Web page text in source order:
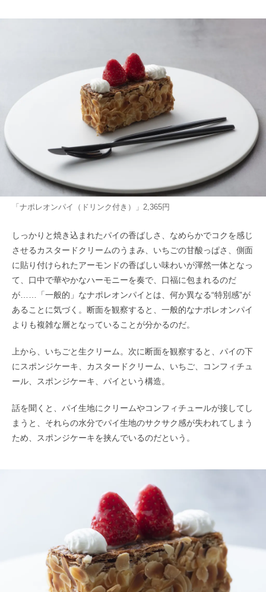
「ナポレオンパイ（ドリンク付き）」2,365円
しっかりと焼き込まれたパイの香ばしさ、なめらかでコクを感じ
させるカスタードクリームのうまみ、いちごの甘酸っぱさ、側面
に貼り付けられたアーモンドの香ばしい味わいが渾然一体となっ
て、口中で華やかなハーモニーを奏で、口福に包まれるのだ
が……「一般的」なナポレオンパイとは、何か異なる“特別感”が
あることに気づく。断面を観察すると、一般的なナポレオンパイ
よりも複雑な層となっていることが分かるのだ。
上から、いちごと生クリーム。次に断面を観察すると、パイの下
にスポンジケーキ、カスタードクリーム、いちご、コンフィチュ
ール、スポンジケーキ、パイという構造。
話を聞くと、パイ生地にクリームやコンフィチュールが接してし
まうと、それらの水分でパイ生地のサクサク感が失われてしまう
ため、スポンジケーキを挟んでいるのだという。